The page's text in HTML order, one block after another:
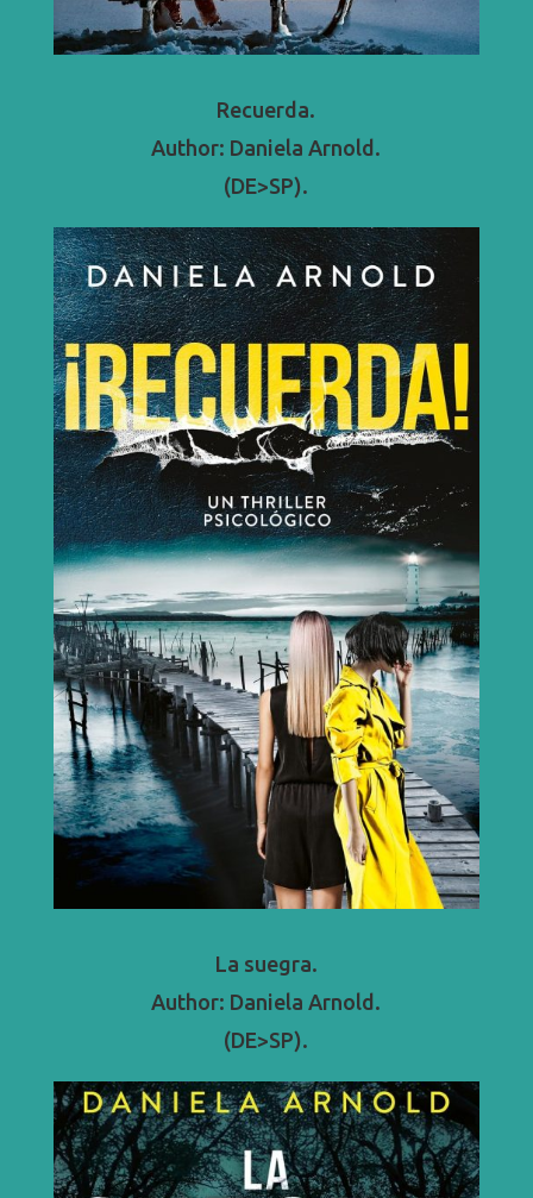
Recuerda.
Author: Daniela Arnold.
(DE>SP).
La suegra.
Author: Daniela Arnold.
(DE>SP).